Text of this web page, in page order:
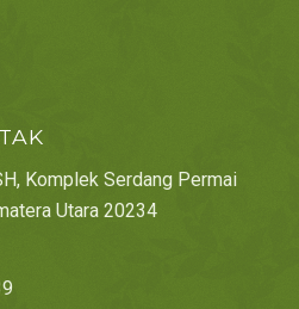
Komplek Serdang Permai
Utara 20234